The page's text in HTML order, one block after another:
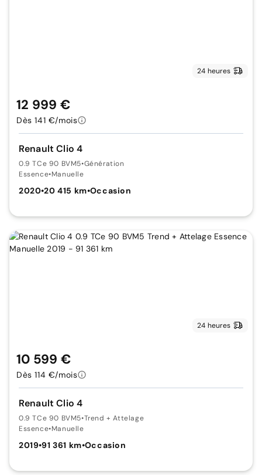
24 heures
Renault Clio 4
0.9 TCe 90 BVM5•Génération
Essence•Manuelle
2020•20 415 km•Occasion
12 999 €
Dès 141 €/mois
24 heures
Renault Clio 4
0.9 TCe 90 BVM5•Trend + Attelage
Essence•Manuelle
2019•91 361 km•Occasion
10 599 €
Dès 114 €/mois